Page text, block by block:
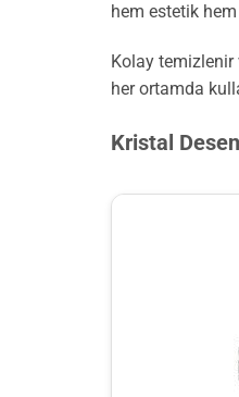
hem estetik
Kolay temizlenir
her ortamda
Kristal